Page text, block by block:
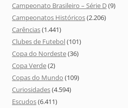
Campeonato Brasileiro – Série D(9)
Campeonatos Históricos(2.206)
Carências(1.441)
Clubes de Futebol(101)
Copa do Nordeste(36)
Copa Verde(2)
Copas do Mundo (109)
Curiosidades(4.594)
Escudos(6.411)